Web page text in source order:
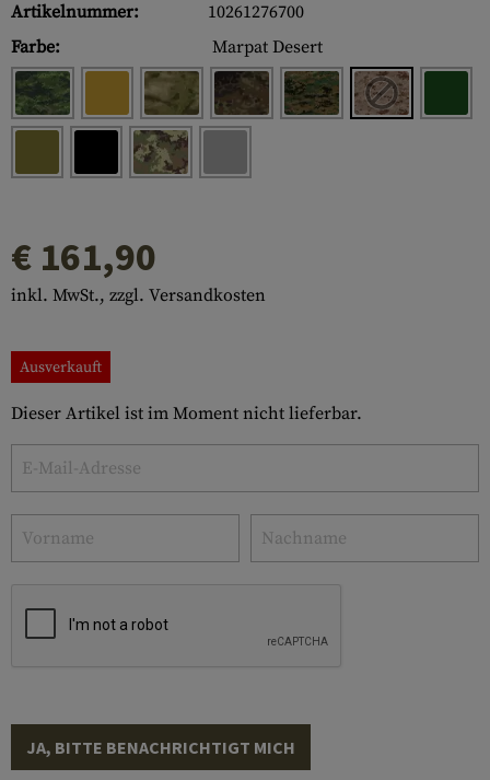
Artikelnummer:
10261276700
Farbe:
Marpat Desert
€ 161,90
inkl. MwSt., zzgl. Versandkosten
Ausverkauft
Dieser Artikel ist im Moment nicht lieferbar.
JA, BITTE BENACHRICHTIGT MICH